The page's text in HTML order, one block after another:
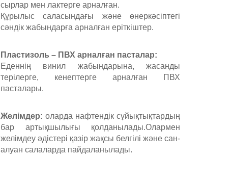
сырлар мен лактерге арналған.
Құрылыс саласындағы және өнеркәсіптегі
сәндік жабындарға арналған еріткіштер.
Пластизоль – ПВХ арналған пасталар:
Еденнің винил жабындарына, жасанды
терілерге, кенептерге арналған ПВХ
пасталары.
Желімдер: оларда нафтендік сұйықтықтардың
бар артықшылығы қолданылады.Олармен
желімдеу әдістері қазір жақсы белгілі және сан-
алуан салаларда пайдаланылады.